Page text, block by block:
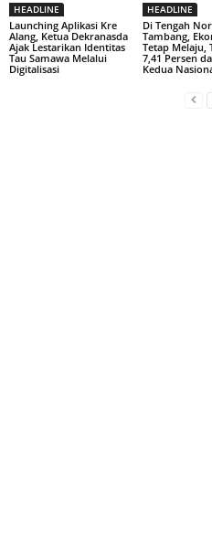
HEADLINE
Launching Aplikasi Kre
Alang, Ketua Dekranasda
Ajak Lestarikan Identitas
Tau Samawa Melalui
Digitalisasi
HEADLINE
Di Tengah
Tambang,
Tetap Melaju,
7,41 Persen
Kedua